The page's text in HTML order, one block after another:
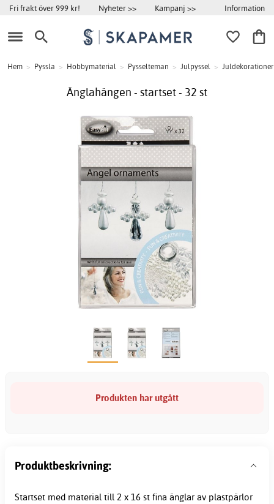
Fri frakt över 999 kr! Nyheter >> Kampanj >> Information
Hem > Pyssla > Hobbymaterial > Pysselteman > Julpyssel > Juldekorationer
Änglahängen - startset - 32 st
Produkten har utgått
Produktbeskrivning:
Startset med material till 2 x 16 st fina änglar av plastpärlor